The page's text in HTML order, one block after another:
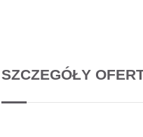
SZCZEGÓŁY